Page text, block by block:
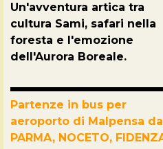
Un'avventura artica tra
cultura Sami, safari nella
foresta e l'emozione
dell'Aurora Boreale.
Partenze in bus per
aeroporto di Malpensa da
PARMA, NOCETO,